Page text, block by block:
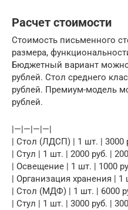
Расчет стоимости
Стоимость письменного
размера,
Бюджетный вариант
рублей. Стол среднего
рублей. Премиум-модель
рублей.
|—|—|—|—|
| Стол (ЛДСП) | 1 шт. | 3000
| Стул | 1 шт. | 2000 руб. |
| Освещение | 1 шт. | 1000
| Организация хранения | 1
| Стол (МДФ) | 1 шт. | 6000
| Стул | 1 шт. | 3000 руб. |